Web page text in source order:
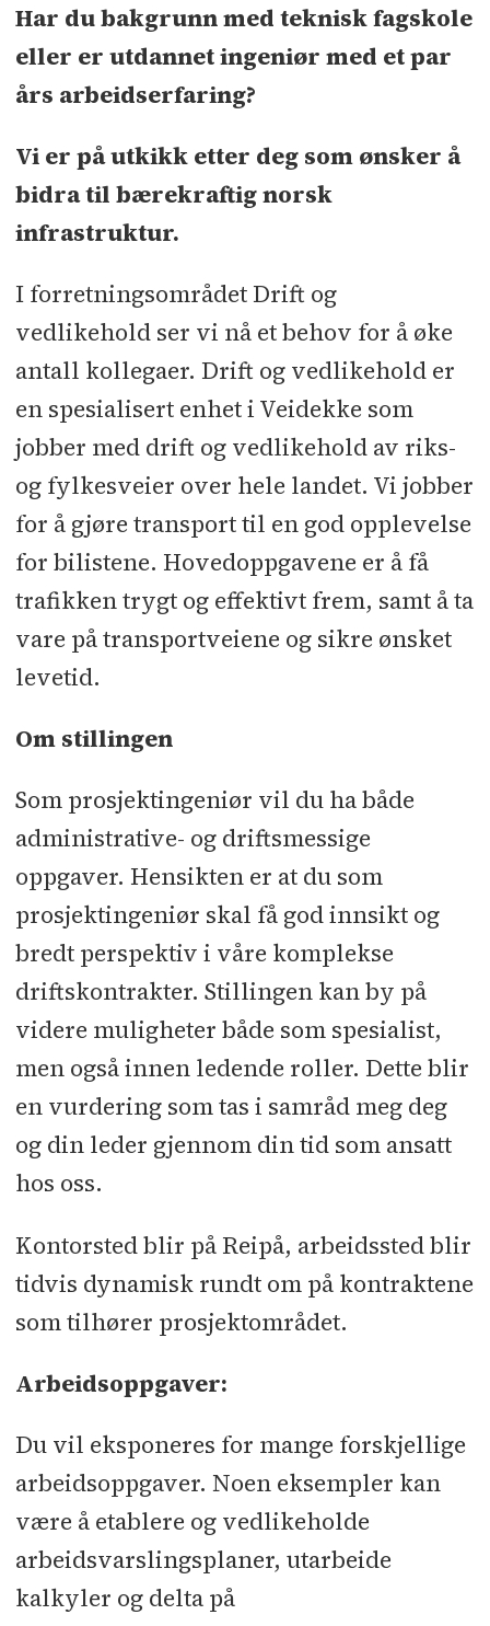
Har du bakgrunn med teknisk fagskole
eller er utdannet ingeniør med et par
års arbeidserfaring?
Vi er på utkikk etter deg som ønsker å
bidra til bærekraftig norsk
infrastruktur.
I forretningsområdet Drift og
vedlikehold ser vi nå et behov for å øke
antall kollegaer. Drift og vedlikehold er
en spesialisert enhet i Veidekke som
jobber med drift og vedlikehold av riks-
og fylkesveier over hele landet. Vi jobber
for å gjøre transport til en god opplevelse
for bilistene. Hovedoppgavene er å få
trafikken trygt og effektivt frem, samt å ta
vare på transportveiene og sikre ønsket
levetid.
Om stillingen
Som prosjektingeniør vil du ha både
administrative- og driftsmessige
oppgaver. Hensikten er at du som
prosjektingeniør skal få god innsikt og
bredt perspektiv i våre komplekse
driftskontrakter. Stillingen kan by på
videre muligheter både som spesialist,
men også innen ledende roller. Dette blir
en vurdering som tas i samråd meg deg
og din leder gjennom din tid som ansatt
hos oss.
Kontorsted blir på Reipå, arbeidssted blir
tidvis dynamisk rundt om på kontraktene
som tilhører prosjektområdet.
Arbeidsoppgaver:
Du vil eksponeres for mange forskjellige
arbeidsoppgaver. Noen eksempler kan
være å etablere og vedlikeholde
arbeidsvarslingsplaner, utarbeide
kalkyler og delta på